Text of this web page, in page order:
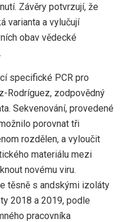
Závěry potvrzují, že
varianta a vylučují
obav vědecké
specifické PCR pro
Rodríguez, zodpovědný
Sekvenování, provedené
porovnat tři
rozdělen, a vyloučit
materiálu mezi
novému viru.
těsně s andskými izoláty
2018 a 2019, podle
pracovníka